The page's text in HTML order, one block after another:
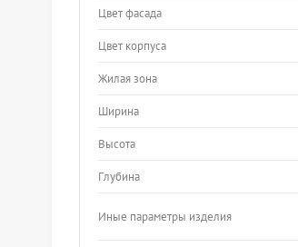
Цвет фасада
Цвет корпуса
Жилая зона
Ширина
Высота
Глубина
Иные параметры изделия